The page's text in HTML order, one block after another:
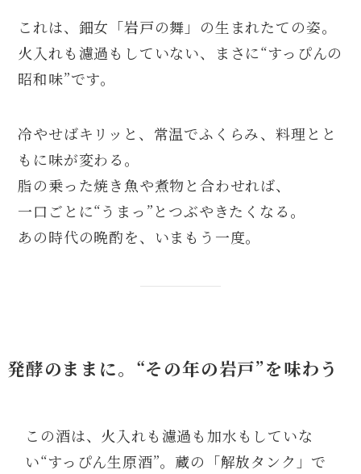
これは、鈿女「岩戸の舞」の生まれたての姿。
火入れも濾過もしていない、まさに“すっぴんの
昭和味”です。
冷やせばキリッと、常温でふくらみ、料理とと
もに味が変わる。
脂の乗った焼き魚や煮物と合わせれば、
一口ごとに“うまっ”とつぶやきたくなる。
あの時代の晩酌を、いまもう一度。
発酵のままに。“その年の岩戸”を味わう
この酒は、火入れも濾過も加水もしていな
い“すっぴん生原酒”。蔵の「解放タンク」で